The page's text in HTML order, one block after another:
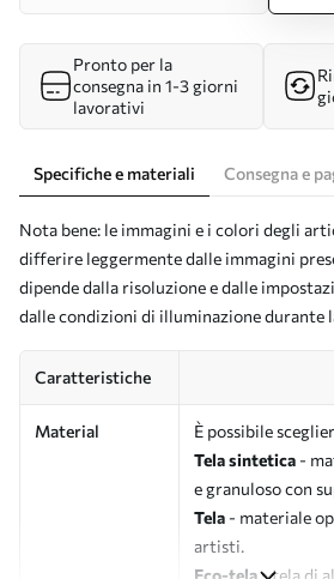
Pronto per la
consegna in 1-3 giorni
lavorativi
Specifiche e materiali Consegna e
Nota bene: le immagini e i colori degli
differire leggermente dalle immagini
dipende dalla risoluzione e dalle
dalle condizioni di illuminazione durante
Caratteristiche
Material
È possibile
Tela sintetica -
e granuloso con
Tela - materiale
artisti.
Eco-tela- tela di